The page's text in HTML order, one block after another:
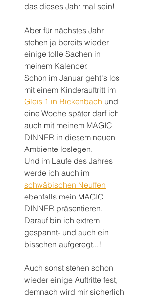
das dieses Jahr mal sein!
Aber für nächstes Jahr
stehen ja bereits wieder
einige tolle Sachen in
meinem Kalender.
Schon im Januar geht's los
mit einem Kinderauftritt im
Gleis 1 in Bickenbach und
eine Woche später darf ich
auch mit meinem MAGIC
DINNER in diesem neuen
Ambiente loslegen.
Und im Laufe des Jahres
werde ich auch im
schwäbischen Neuffen
ebenfalls mein MAGIC
DINNER präsentieren.
Darauf bin ich extrem
gespannt- und auch ein
bisschen aufgeregt...!
Auch sonst stehen schon
wieder einige Auftritte fest,
demnach wird mir sicherlich